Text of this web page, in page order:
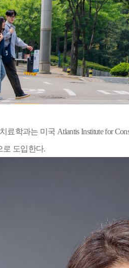
료학과는 미국 Atlantis Institute for
로 도입한다.